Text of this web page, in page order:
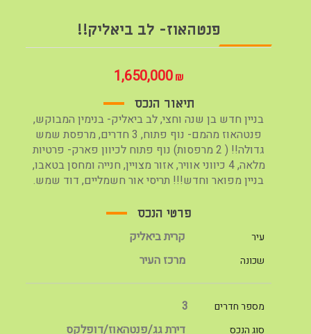
פנטהאוז- לב ביאליק!!
1,650,000 ₪
תיאור הנכס
בניין חדש בן שנה וחצי, לב ביאליק- בנימין המבוקש,
פנטהאוז מהמם- נוף פתוח, 3 חדרים, מרפסת שמש
גדולה!! ( 2 מרפסות) נוף פתוח לכיוון פארק- פרטיות
מלאה, 4 כיווני אוויר, אזור מצויין, חנייה ומחסן בטאבו,
בניין מפואר וחדש!!! תריסי אור חשמליים, דוד שמש.
פרטי הנכס
עיר קרית ביאליק
שכונה מרכז העיר
מספר חדרים 3
סוג הנכס דירת גג/פנטהאוז/דופלקס